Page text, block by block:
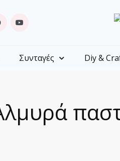
Συνταγές Diy &